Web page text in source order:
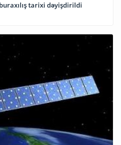
tarixi dəyişdirildi